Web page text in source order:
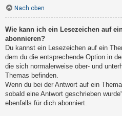
Nach oben
Wie kann ich ein Lesezeichen auf
abonnieren?
Du kannst ein Lesezeichen auf ein
dem du die entsprechende Option in
die sich normalerweise ober- und
Themas befinden.
Wenn du bei der Antwort auf ein
sobald eine Antwort geschrieben
ebenfalls für dich abonniert.